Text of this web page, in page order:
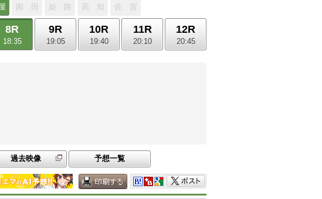
園 田 姫 路 高 知
佐 賀
8R
18:35
9R
19:05
10R
19:40
11R
20:10
12R
20:45
過去映像 予想一覧